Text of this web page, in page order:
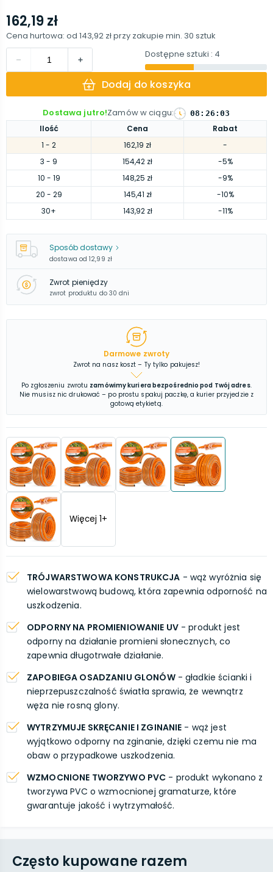
Ilość Cena
Rabat
1 - 2 162,19 zł
-
3 - 9 154,42 zł
-5%
10 - 19 148,25 zł
-9%
20 - 29 145,41 zł
-10%
30+ 143,92 zł -11%
162,19 zł
Cena hurtowa: od 143,92 złprzy zakupie min. 30 sztuk
Dostępne sztuki : 4
Dodaj do koszyka
Dostawa jutro!Zamów w ciągu: 08 : 26 :02
Sposób dostawy
dostawa od 12,99 zł
Zwrot pieniędzy
zwrot produktu do 30 dni
Darmowe zwroty
Zwrot na nasz koszt – Ty tylko pakujesz!
Po zgłoszeniu zwrotu zamówimy kuriera bezpośrednio pod Twój adres.
Nie musisz nic drukować – po prostu spakuj paczkę, a kurier przyjedzie z
gotową etykietą.
Więcej 1+
TRÓJWARSTWOWA KONSTRUKCJA - wąż wyróżnia się
wielowarstwową budową, która zapewnia odporność na
uszkodzenia.
ODPORNY NA PROMIENIOWANIE UV- produkt jest
odporny na działanie promieni słonecznych, co
zapewnia długotrwałe działanie.
ZAPOBIEGA OSADZANIU GLONÓW- gładkie ścianki i
nieprzepuszczalność światła sprawia, że wewnątrz
węża nie rosną glony.
WYTRZYMUJE SKRĘCANIE I ZGINANIE - wąż jest
wyjątkowo odporny na zginanie, dzięki czemu nie ma
obaw o przypadkowe uszkodzenia.
WZMOCNIONE TWORZYWO PVC - produkt wykonano z
tworzywa PVC o wzmocnionej gramaturze, które
gwarantuje jakość i wytrzymałość.
Często kupowane razem